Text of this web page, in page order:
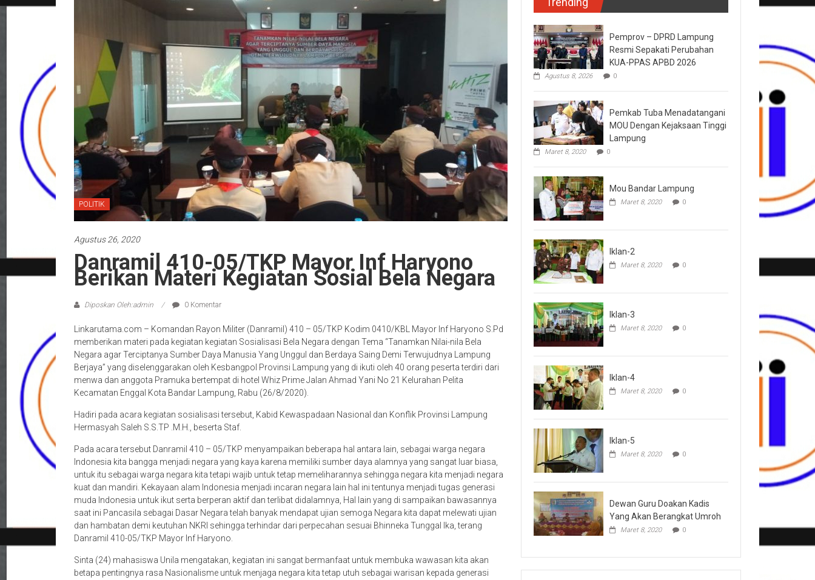
POLITIK
Agustus 26, 2020
Danramil 410-05/TKP Mayor Inf Haryono
Berikan Materi Kegiatan Sosial Bela Negara
Diposkan Oleh:admin 0 Komentar
Linkarutama.com – Komandan Rayon Militer (Danramil) 410 – 05/TKP Kodim 0410/KBL Mayor Inf Haryono S.Pd
memberikan materi pada kegiatan kegiatan Sosialisasi Bela Negara dengan Tema “Tanamkan Nilai-nila Bela
Negara agar Terciptanya Sumber Daya Manusia Yang Unggul dan Berdaya Saing Demi Terwujudnya Lampung
Berjaya” yang diselenggarakan oleh Kesbangpol Provinsi Lampung yang di ikuti oleh 40 orang peserta terdiri dari
menwa dan anggota Pramuka bertempat di hotel Whiz Prime Jalan Ahmad Yani No 21 Kelurahan Pelita
Kecamatan Enggal Kota Bandar Lampung, Rabu (26/8/2020).
Hadiri pada acara kegiatan sosialisasi tersebut, Kabid Kewaspadaan Nasional dan Konflik Provinsi Lampung
Hermasyah Saleh S.S.TP .M.H., beserta Staf.
Pada acara tersebut Danramil 410 – 05/TKP menyampaikan beberapa hal antara lain, sebagai warga negara
Indonesia kita bangga menjadi negara yang kaya karena memiliki sumber daya alamnya yang sangat luar biasa,
untuk itu sebagai warga negara kita tetapi wajib untuk tetap memeliharannya sehingga negara kita menjadi negara
kuat dan mandiri. Kekayaan alam Indonesia menjadi incaran negara lain hal ini tentunya menjadi tugas generasi
muda Indonesia untuk ikut serta berperan aktif dan terlibat didalamnya, Hal lain yang di sampaikan bawasannya
saat ini Pancasila sebagai Dasar Negara telah banyak mendapat ujian semoga Negara kita dapat melewati ujian
dan hambatan demi keutuhan NKRI sehingga terhindar dari perpecahan sesuai Bhinneka Tunggal Ika, terang
Danramil 410-05/TKP Mayor Inf Haryono.
Sinta (24) mahasiswa Unila mengatakan, kegiatan ini sangat bermanfaat untuk membuka wawasan kita akan
betapa pentingnya rasa Nasionalisme untuk menjaga negara kita tetap utuh sebagai warisan kepada generasi
Pemprov – DPRD Lampung
Resmi Sepakati Perubahan
KUA-PPAS APBD 2026
Agustus 8, 2026 0
Pemkab Tuba Menadatangani
MOU Dengan Kejaksaan Tinggi
Lampung
Maret 8, 2020 0
Mou Bandar Lampung
Maret 8, 2020 0
Iklan-2
Maret 8, 2020 0
Iklan-3
Maret 8, 2020 0
Iklan-4
Maret 8, 2020 0
Iklan-5
Maret 8, 2020 0
Dewan Guru Doakan Kadis
Yang Akan Berangkat Umroh
Maret 8, 2020 0